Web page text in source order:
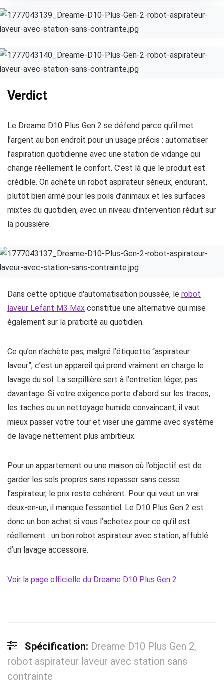
Verdict
Le Dreame D10 Plus Gen 2 se défend parce qu’il met
l’argent au bon endroit pour un usage précis : automatiser
l’aspiration quotidienne avec une station de vidange qui
change réellement le confort. C’est là que le produit est
crédible. On achète un robot aspirateur sérieux, endurant,
plutôt bien armé pour les poils d’animaux et les surfaces
mixtes du quotidien, avec un niveau d’intervention réduit sur
la poussière.
Dans cette optique d'automatisation poussée, le robot
laveur Lefant M3 Max constitue une alternative qui mise
également sur la praticité au quotidien.
Ce qu’on n’achète pas, malgré l’étiquette “aspirateur
laveur”, c’est un appareil qui prend vraiment en charge le
lavage du sol. La serpillière sert à l’entretien léger, pas
davantage. Si votre exigence porte d’abord sur les traces,
les taches ou un nettoyage humide convaincant, il vaut
mieux passer votre tour et viser une gamme avec système
de lavage nettement plus ambitieux.
Pour un appartement ou une maison où l’objectif est de
garder les sols propres sans repasser sans cesse
l’aspirateur, le prix reste cohérent. Pour qui veut un vrai
deux-en-un, il manque l’essentiel. Le D10 Plus Gen 2 est
donc un bon achat si vous l’achetez pour ce qu’il est
réellement : un bon robot aspirateur avec station, affublé
d’un lavage accessoire.
Voir la page officielle du Dreame D10 Plus Gen 2
Spécification: Dreame D10 Plus Gen 2,
robot aspirateur laveur avec station sans
contrainte